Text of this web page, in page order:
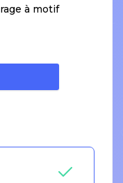
à motif